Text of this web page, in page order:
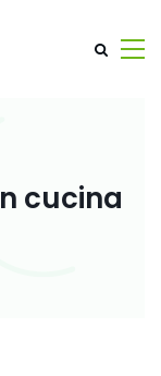
cucina